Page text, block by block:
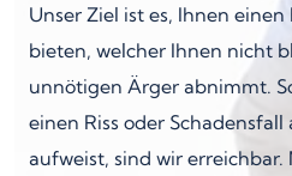
Unser Ziel ist es, Ihnen
bieten, welcher Ihnen nicht
unnötigen Ärger abnimmt.
einen Riss oder
aufweist, sind wir erreichbar.